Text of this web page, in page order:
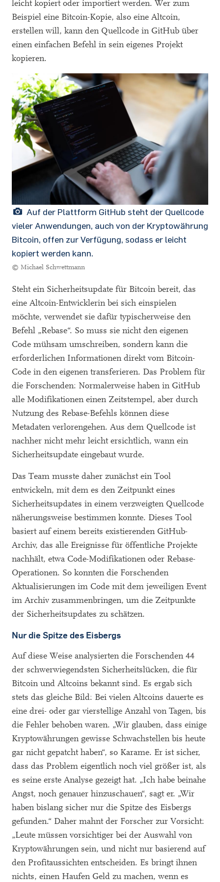
leicht kopiert oder importiert werden. Wer zum
Beispiel eine Bitcoin-Kopie, also eine Altcoin,
erstellen will, kann den Quellcode in GitHub über
einen einfachen Befehl in sein eigenes Projekt
kopieren.
Auf der Plattform GitHub steht der Quellcode
vieler Anwendungen, auch von der Kryptowährung
Bitcoin, offen zur Verfügung, sodass er leicht
kopiert werden kann.
© Michael Schwettmann
Steht ein Sicherheitsupdate für Bitcoin bereit, das
eine Altcoin-Entwicklerin bei sich einspielen
möchte, verwendet sie dafür typischerweise den
Befehl „Rebase“. So muss sie nicht den eigenen
Code mühsam umschreiben, sondern kann die
erforderlichen Informationen direkt vom Bitcoin-
Code in den eigenen transferieren. Das Problem für
die Forschenden: Normalerweise haben in GitHub
alle Modifikationen einen Zeitstempel, aber durch
Nutzung des Rebase-Befehls können diese
Metadaten verlorengehen. Aus dem Quellcode ist
nachher nicht mehr leicht ersichtlich, wann ein
Sicherheitsupdate eingebaut wurde.
Das Team musste daher zunächst ein Tool
entwickeln, mit dem es den Zeitpunkt eines
Sicherheitsupdates in einem verzweigten Quellcode
näherungsweise bestimmen konnte. Dieses Tool
basiert auf einem bereits existierenden GitHub-
Archiv, das alle Ereignisse für öffentliche Projekte
nachhält, etwa Code-Modifikationen oder Rebase-
Operationen. So konnten die Forschenden
Aktualisierungen im Code mit dem jeweiligen Event
im Archiv zusammenbringen, um die Zeitpunkte
der Sicherheitsupdates zu schätzen.
Nur die Spitze des Eisbergs
Auf diese Weise analysierten die Forschenden 44
der schwerwiegendsten Sicherheitslücken, die für
Bitcoin und Altcoins bekannt sind. Es ergab sich
stets das gleiche Bild: Bei vielen Altcoins dauerte es
eine drei- oder gar vierstellige Anzahl von Tagen, bis
die Fehler behoben waren. „Wir glauben, dass einige
Kryptowährungen gewisse Schwachstellen bis heute
gar nicht gepatcht haben“, so Karame. Er ist sicher,
dass das Problem eigentlich noch viel größer ist, als
es seine erste Analyse gezeigt hat. „Ich habe beinahe
Angst, noch genauer hinzuschauen“, sagt er. „Wir
haben bislang sicher nur die Spitze des Eisbergs
gefunden.“ Daher mahnt der Forscher zur Vorsicht:
„Leute müssen vorsichtiger bei der Auswahl von
Kryptowährungen sein, und nicht nur basierend auf
den Profitaussichten entscheiden. Es bringt ihnen
nichts, einen Haufen Geld zu machen, wenn es